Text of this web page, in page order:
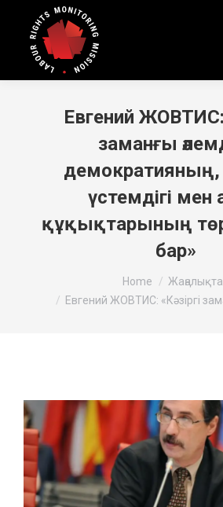
Евгений ЖОВТИС:
заманғы
үстемдігі мен
құқықтарының
бар»
Home
Евгений ЖОВТИС: «Кәзіргі